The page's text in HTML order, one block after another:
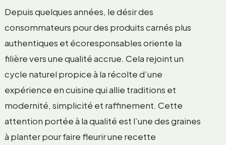
Depuis quelques années, le désir des
consommateurs pour des produits carnés plus
authentiques et écoresponsables oriente la
filière vers une qualité accrue. Cela rejoint un
cycle naturel propice à la récolte d’une
expérience en cuisine qui allie traditions et
modernité, simplicité et raffinement. Cette
attention portée à la qualité est l’une des graines
à planter pour faire fleurir une recette